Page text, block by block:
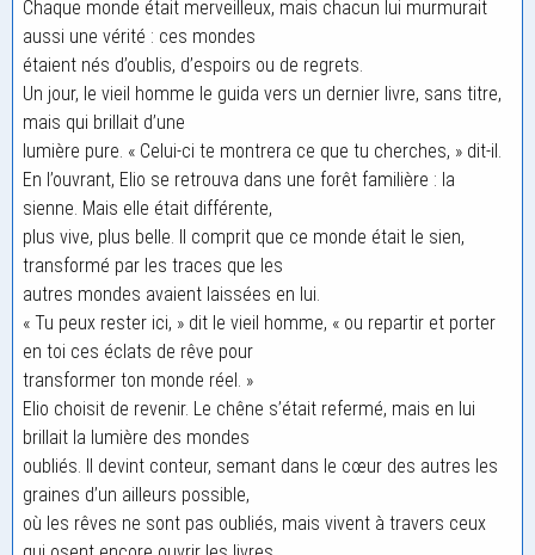
Chaque monde était merveilleux, mais chacun lui murmurait
aussi une vérité : ces mondes
étaient nés d’oublis, d’espoirs ou de regrets.
Un jour, le vieil homme le guida vers un dernier livre, sans titre,
mais qui brillait d’une
lumière pure. « Celui-ci te montrera ce que tu cherches, » dit-il.
En l’ouvrant, Elio se retrouva dans une forêt familière : la
sienne. Mais elle était différente,
plus vive, plus belle. Il comprit que ce monde était le sien,
transformé par les traces que les
autres mondes avaient laissées en lui.
« Tu peux rester ici, » dit le vieil homme, « ou repartir et porter
en toi ces éclats de rêve pour
transformer ton monde réel. »
Elio choisit de revenir. Le chêne s’était refermé, mais en lui
brillait la lumière des mondes
oubliés. Il devint conteur, semant dans le cœur des autres les
graines d’un ailleurs possible,
où les rêves ne sont pas oubliés, mais vivent à travers ceux